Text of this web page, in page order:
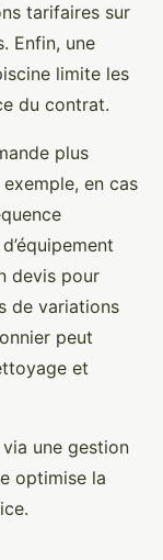
tarifaires sur
Enfin, une
limite les
du contrat.
plus
en cas
devis pour
de variations
peut
et
via une gestion
optimise la